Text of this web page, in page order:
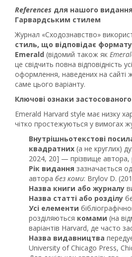
References для нашого
Гарвардським стилем
Журнал «Сходознавство»
стиль, що відповідає
Emerald (відомий також як
це свідчить повна відповідність
оформлення, наведених на сайті
саме цього варіанту.
Ключові ознаки
Emerald Harvard style має низку
чітко простежуються у вимогах
Внутрішньотекстові
квадратних (а не круглих)
2024, 20] — прізвище автора,
Рік видання зазначається
автора без коми: Brylov D.
Назва книги або журналу
Назва статті або розділу
Усі елементи
розділяються комами (на
варіантів Harvard, де часто
Назва видавництва
University of Chicago Press,